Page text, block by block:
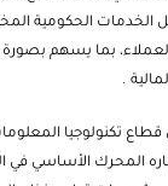
الخدمات الحكومية
بما يسهم
.
قطاع تكنولوجيا
المحرك الأساسي في